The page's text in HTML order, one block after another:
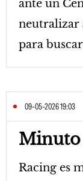
ante un
neutralizar
para
09-05-2026 19:03
Minuto
Racing es